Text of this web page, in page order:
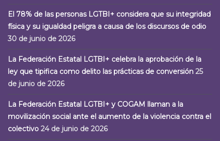
El 78% de las personas LGTBI+ considera que su integridad
física y su igualdad peligra a causa de los discursos de odio
30 de junio de 2026
La Federación Estatal LGTBI+ celebra la aprobación de la
ley que tipifica como delito las prácticas de conversión 25
de junio de 2026
La Federación Estatal LGTBI+ y COGAM llaman a la
movilización social ante el aumento de la violencia contra el
colectivo 24 de junio de 2026